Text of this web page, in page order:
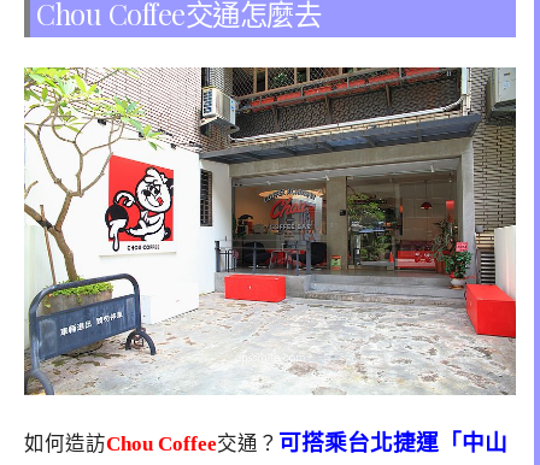
Chou Coffee交通怎麼去
如何造訪Chou Coffee交通？ 可搭乘台北捷運「中山